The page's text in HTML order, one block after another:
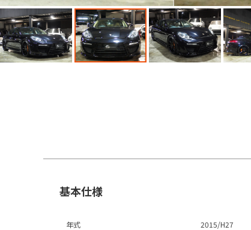
基本仕様
年式 2015/H27